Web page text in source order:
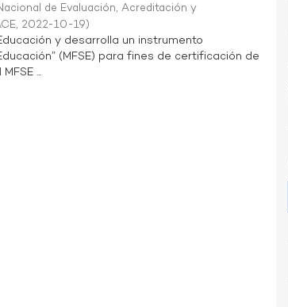
de Evaluación, Acreditación y
, 2022-10-19)
y desarrolla un instrumento
(MFSE) para fines de certificación de
...